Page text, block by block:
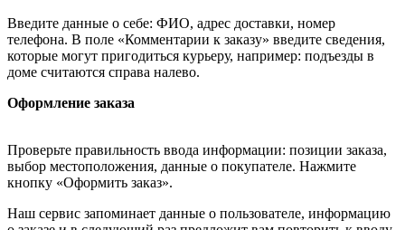
Введите данные о себе: ФИО, адрес доставки, номер
телефона. В поле «Комментарии к заказу» введите сведения,
которые могут пригодиться курьеру, например: подъезды в
доме считаются справа налево.
Оформление заказа
Проверьте правильность ввода информации: позиции заказа,
выбор местоположения, данные о покупателе. Нажмите
кнопку «Оформить заказ».
Наш сервис запоминает данные о пользователе, информацию